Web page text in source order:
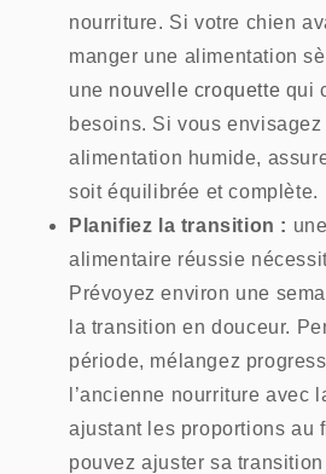
nourriture. Si votre chien
manger une alimentation
une nouvelle croquette qui
besoins. Si vous
alimentation humide,
soit équilibrée et complète.
Planifiez la transition :
alimentaire réussie
Prévoyez environ une
la transition en douceur.
période, mélangez
l’ancienne nourriture avec
ajustant les proportions au
pouvez ajuster sa